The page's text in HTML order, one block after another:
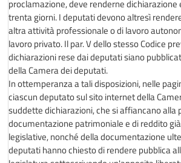
proclamazione, deve renderne
trenta giorni. I deputati devono altresì
altra attività professionale o di lavoro
lavoro privato. Il par. V dello stesso Codice
dichiarazioni rese dai deputati siano
della Camera dei deputati.
In ottemperanza a tali disposizioni, nelle
ciascun deputato sul sito internet della
suddette dichiarazioni, che si affiancano alla
documentazione patrimoniale e di reddito
legislative, nonché della documentazione
deputati hanno chiesto di rendere pubblica